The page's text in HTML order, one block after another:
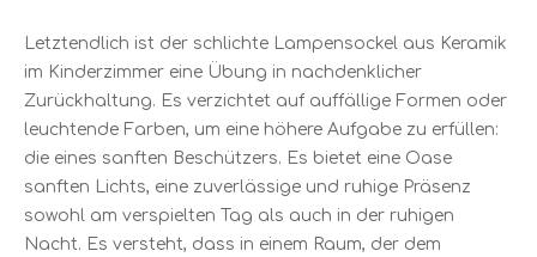
Letztendlich ist der schlichte Lampensockel aus Keramik
im Kinderzimmer eine Übung in nachdenklicher
Zurückhaltung. Es verzichtet auf auffällige Formen oder
leuchtende Farben, um eine höhere Aufgabe zu erfüllen:
die eines sanften Beschützers. Es bietet eine Oase
sanften Lichts, eine zuverlässige und ruhige Präsenz
sowohl am verspielten Tag als auch in der ruhigen
Nacht. Es versteht, dass in einem Raum, der dem